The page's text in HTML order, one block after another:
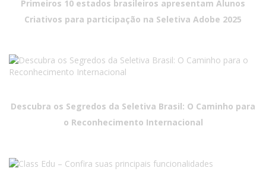
Primeiros 10 estados brasileiros apresentam Alunos
Criativos para participação na Seletiva Adobe 2025
Descubra os Segredos da Seletiva Brasil: O Caminho para
o Reconhecimento Internacional